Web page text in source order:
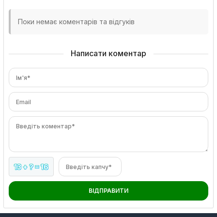
Поки немає коментарів та відгуків
Написати коментар
Ім'я*
Email
Введіть коментар*
13 + ? = 16 Введіть капчу*
ВІДПРАВИТИ